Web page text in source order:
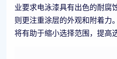
业要求电泳漆具有出色的耐腐
则更注重涂层的外观和附着力
将有助于缩小选择范围，提高